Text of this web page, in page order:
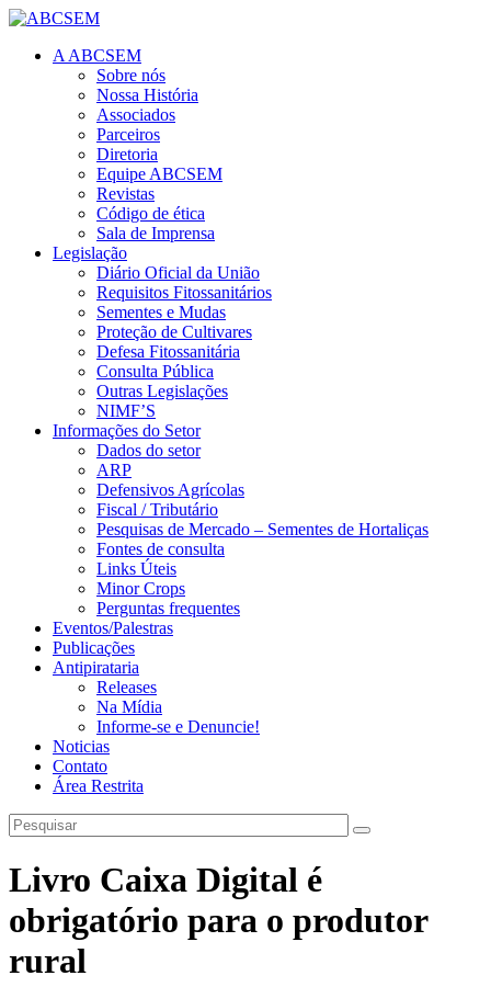
A ABCSEM
Sobre nós
Nossa História
Associados
Parceiros
Diretoria
Equipe ABCSEM
Revistas
Código de ética
Sala de Imprensa
Legislação
Diário Oficial da União
Requisitos Fitossanitários
Sementes e Mudas
Proteção de Cultivares
Defesa Fitossanitária
Consulta Pública
Outras Legislações
NIMF’S
Informações do Setor
Dados do setor
ARP
Defensivos Agrícolas
Fiscal / Tributário
Pesquisas de Mercado – Sementes de Hortaliças
Fontes de consulta
Links Úteis
Minor Crops
Perguntas frequentes
Eventos/Palestras
Publicações
Antipirataria
Releases
Na Mídia
Informe-se e Denuncie!
Noticias
Contato
Área Restrita
Livro Caixa Digital é
obrigatório para o produtor
rural